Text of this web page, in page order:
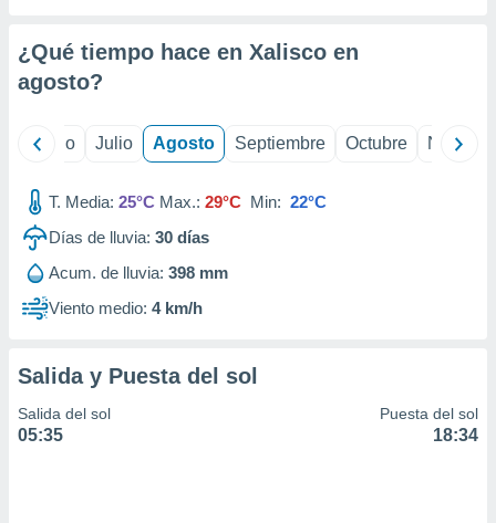
e
de
¿Qué tiempo hace en Xalisco en
agosto?
Junio Julio Agosto Septiembre Octubre
T. Media: 25°C Max.: 29°C Min: 22°C
Días de lluvia: 30 días
Acum. de lluvia: 398 mm
Viento medio: 4 km/h
Salida y Puesta del sol
Salida del sol
05:35
Puesta del sol
18:34